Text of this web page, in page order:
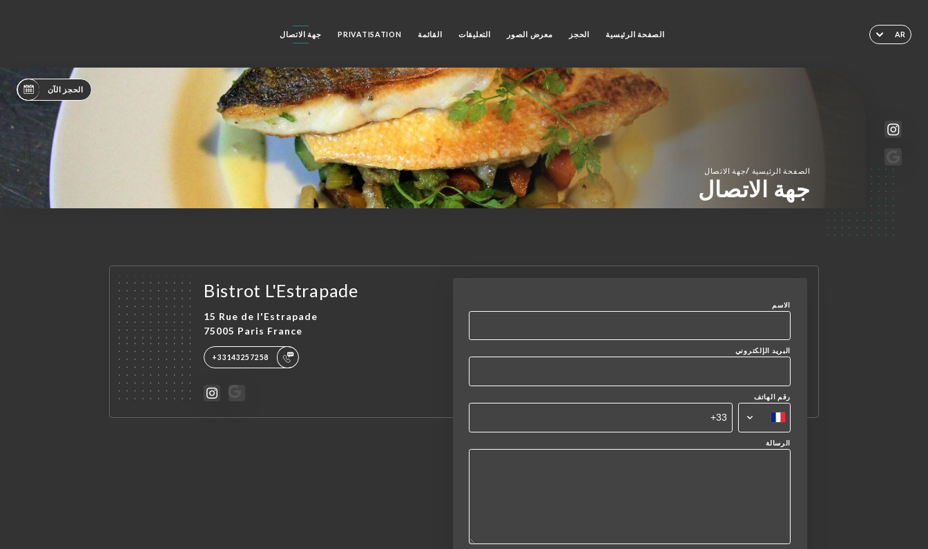
AR الصفحة الرئيسية الحجز معرض الصور التعليقات القائمة PRIVATISATION جهة الاتصال
الحجز الآن
الصفحة الرئيسية /جهة الاتصال
جهة الاتصال
Bistrot L'Estrapade
15 Rue de l'Estrapade
75005 Paris France
+33143257258
الاسم
البريد الإلكتروني
رقم الهاتف
الرسالة